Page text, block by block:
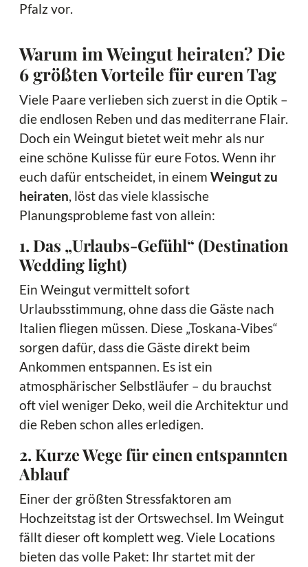
Pfalz vor.
Warum im Weingut heiraten? Die
6 größten Vorteile für euren Tag
Viele Paare verlieben sich zuerst in die Optik –
die endlosen Reben und das mediterrane Flair.
Doch ein Weingut bietet weit mehr als nur
eine schöne Kulisse für eure Fotos. Wenn ihr
euch dafür entscheidet, in einem Weingut zu
heiraten, löst das viele klassische
Planungsprobleme fast von allein:
1. Das „Urlaubs-Gefühl“ (Destination
Wedding light)
Ein Weingut vermittelt sofort
Urlaubsstimmung, ohne dass die Gäste nach
Italien fliegen müssen. Diese „Toskana-Vibes“
sorgen dafür, dass die Gäste direkt beim
Ankommen entspannen. Es ist ein
atmosphärischer Selbstläufer – du brauchst
oft viel weniger Deko, weil die Architektur und
die Reben schon alles erledigen.
2. Kurze Wege für einen entspannten
Ablauf
Einer der größten Stressfaktoren am
Hochzeitstag ist der Ortswechsel. Im Weingut
fällt dieser oft komplett weg. Viele Locations
bieten das volle Paket: Ihr startet mit der